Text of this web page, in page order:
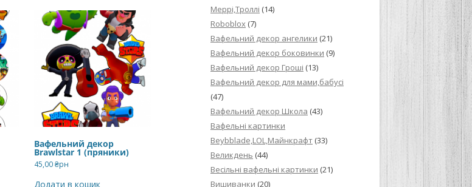
“ЗГУЩЕНОГО МОЛОКА БАГАТО
НЕ БУВАЄ АБО УЛЮБЛЕНИЙ
ДЕСЕРТ АРГЕНТИНЦІВ”
РЕЦЕПТ ДЛЯ ШОКОЛАДНИХ
Вафельний декор
Brawlstar 1 (пряники)
45,00₴рн
Додати в кошик
Меррі,Троллі (14)
Roboblox (7)
Вафельний декор ангелики (21)
Вафельний декор боковинки (9)
Вафельний декор Гроші (13)
Вафельний декор для мами,бабусі
(47)
Вафельний декор Школа (43)
Вафельні картинки
Beybblade,LOL,Майнкрафт (33)
Великдень (44)
Весільні вафельні картинки (21)
Вишиванки (20)